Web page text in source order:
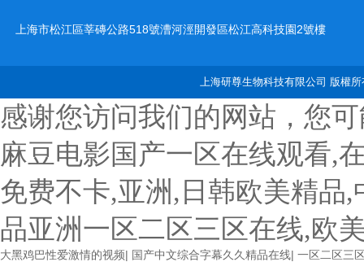
上海市松江區莘磚公路518號漕河涇開發區松江高科技園2號樓
上海研尊生物科技有限公司 版權
感谢您访问我们的网站，您
麻豆电影国产一区在线观看,
免费不卡,亚洲,日韩欧美精品
品亚洲一区二区三区在线,欧
大黑鸡巴性爱激情的视频| 国产中文综合字幕久久精品在线| 一区二区三